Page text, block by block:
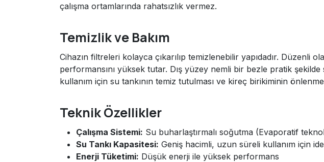
çalışma ortamlarında rahatsızlık vermez.
Temizlik ve Bakım
Cihazın filtreleri kolayca çıkarılıp temizlenebilir yapıdadır. Düzenli
performansını yüksek tutar. Dış yüzey nemli bir bezle pratik
kullanım için su tankının temiz tutulması ve kireç birikiminin
Teknik Özellikler
Çalışma Sistemi: Su buharlaştırmalı soğutma (Evaporatif
Su Tankı Kapasitesi: Geniş hacimli, uzun süreli kullanım için
Enerji Tüketimi: Düşük enerji ile yüksek performans